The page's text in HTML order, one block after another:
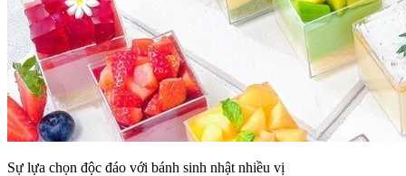
Sự lựa chọn độc đáo với bánh sinh nhật nhiều vị